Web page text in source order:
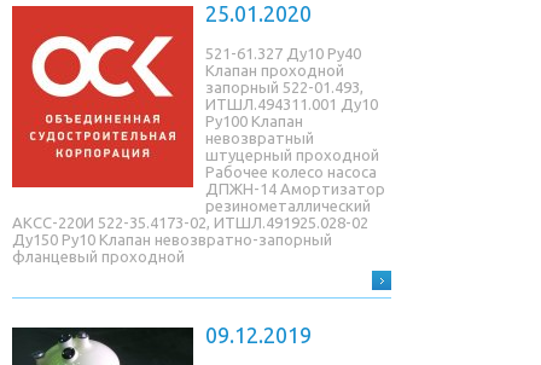
25.01.2020
521-61.327 Ду10 Ру40
Клапан проходной
запорный 522-01.493,
ИТШЛ.494311.001 Ду10
Ру100 Клапан
невозвратный
штуцерный проходной
Рабочее колесо насоса
ДПЖН-14 Амортизатор
резинометаллический
АКСС-220И 522-35.4173-02, ИТШЛ.491925.028-02
Ду150 Ру10 Клапан невозвратно-запорный
фланцевый проходной
09.12.2019